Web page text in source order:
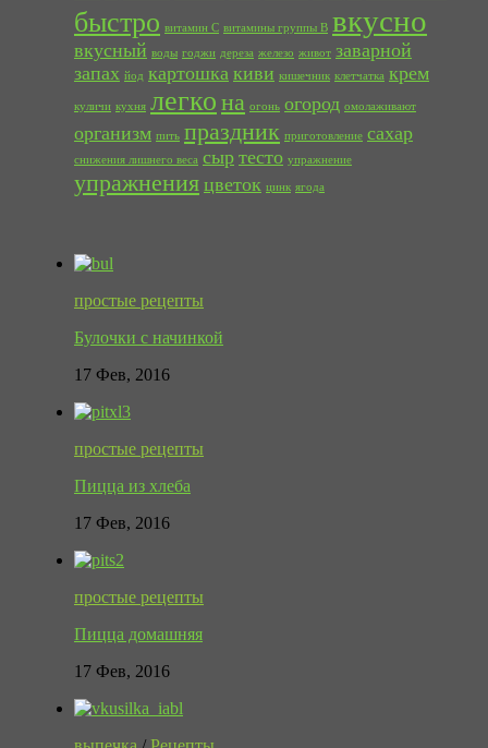
быстро витамин С витамины группы В вкусно
вкусный воды годжи дереза железо живот заварной
запах йод картошка киви кишечник клетчатка крем
куличи кухня легко на огонь огород омолаживают
организм пить праздник приготовление сахар
снижения лишнего веса сыр тесто упражнение
упражнения цветок цинк ягода
простые рецепты
Булочки с начинкой
17 Фев, 2016
простые рецепты
Пицца из хлеба
17 Фев, 2016
простые рецепты
Пицца домашняя
17 Фев, 2016